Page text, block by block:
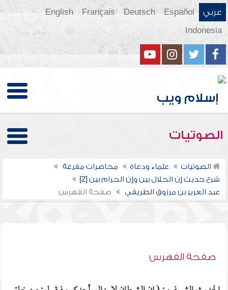
عربي Español
Deutsch
Français
English
Indonesia
الصوتيات
الصوتيات علماء ودعاة
محاضرات مفرغة
شرح حديث إن الحلال بين وإن الحرام بين [2]
عبد العزيز بن مرزوق الطريفي
صفحة الفهرس
صفحة الفهرس